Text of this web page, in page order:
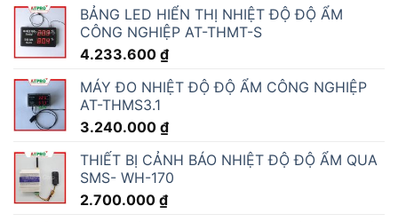
BẢNG LED HIỂN THỊ NHIỆT ĐỘ ĐỘ ẨM
CÔNG NGHIỆP AT-THMT-S
4.233.600 ₫
MÁY ĐO NHIỆT ĐỘ ĐỘ ẨM CÔNG NGHIỆP
AT-THMS3.1
3.240.000 ₫
THIẾT BỊ CẢNH BÁO NHIỆT ĐỘ ĐỘ ẨM QUA
SMS- WH-170
2.700.000 ₫